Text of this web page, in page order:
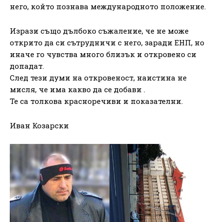
него, който познава международното положение.
Изрази също дълбоко съжаление, че не може
открито да си сътрудничи с него, заради ЕНП, но
иначе го чувства много близък и откровено си
допадат.
След тези думи на откровеност, наистина не
мисля, че има какво да се добави .
Те са толкова красноречиви и показателни.
Иван Козарски